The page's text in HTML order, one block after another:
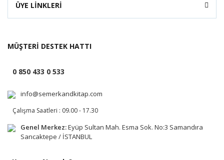
ÜYE LİNKLERİ
MÜŞTERİ DESTEK HATTI
0 850 433 0 533
info@semerkandkitap.com
Çalışma Saatleri : 09.00 - 17.30
Genel Merkez:Eyüp Sultan Mah. Esma Sok. No:3 Samandıra
Sancaktepe / İSTANBUL